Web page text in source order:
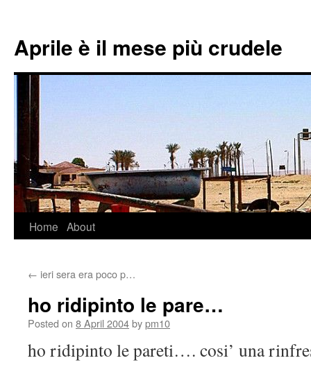
Aprile è il mese più crudele
Skip
content
Home About
← ieri sera era poco p…
ho ridipinto le pare…
Posted on 8 April 2004bypm10
ho ridipinto le pareti…. cosi’ una